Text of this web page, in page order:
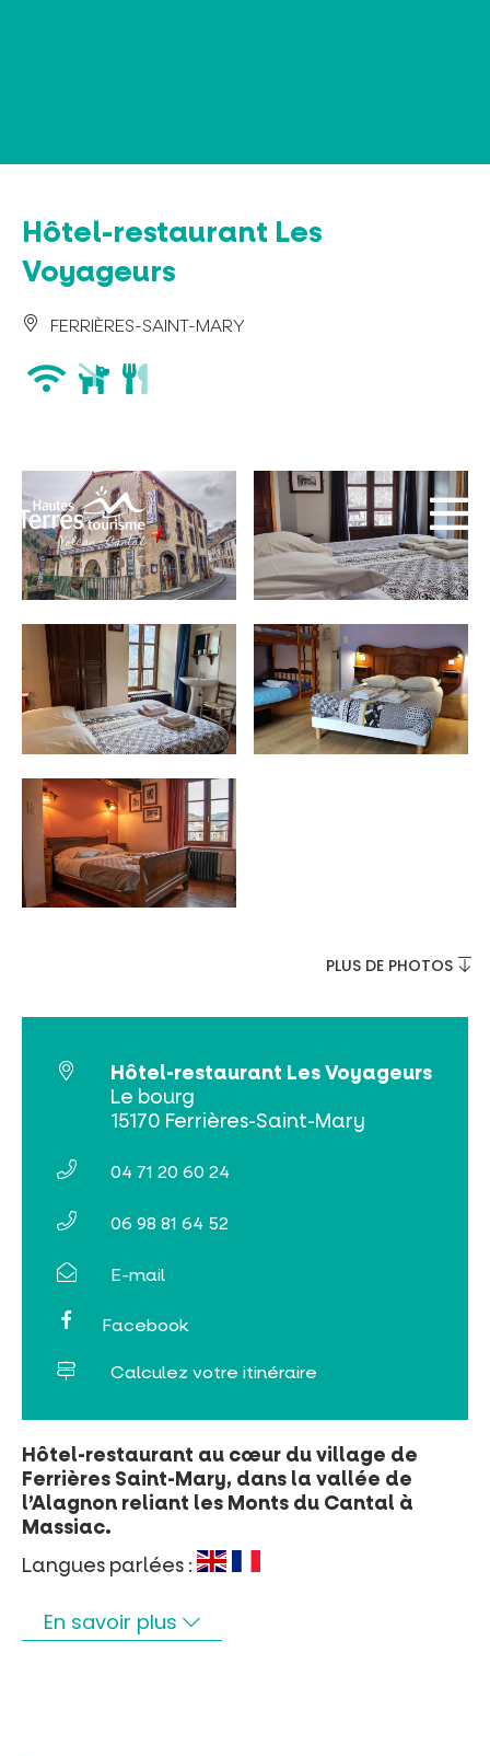
Billetterie en ligne
Tribus et groupes
Rechercher
INCONTOURNABLES
PLEINE NATURE
VISITES ET SAVOIR-FAIRE
Hôtel-restaurant Les
Voyageurs
FERRIÈRES-SAINT-MARY
wifi
animaux
acceptés
PLUS DE PHOTOS
Hôtel-restaurant au cœur du village de
Ferrières Saint-Mary, dans la vallée de
l’Alagnon reliant les Monts du Cantal à
Massiac.
Langues parlées :
En savoir plus
Hôtel-restaurant Les Voyageurs
Le bourg
15170 Ferrières-Saint-Mary
04 71 20 60 24
06 98 81 64 52
E-mail
Facebook
Calculez votre itinéraire